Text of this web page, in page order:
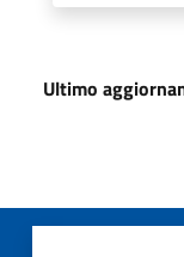
Ultimo